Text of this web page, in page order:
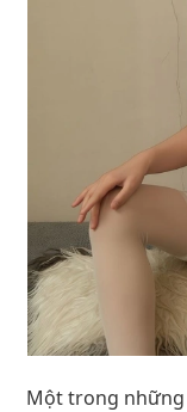
Một trong những